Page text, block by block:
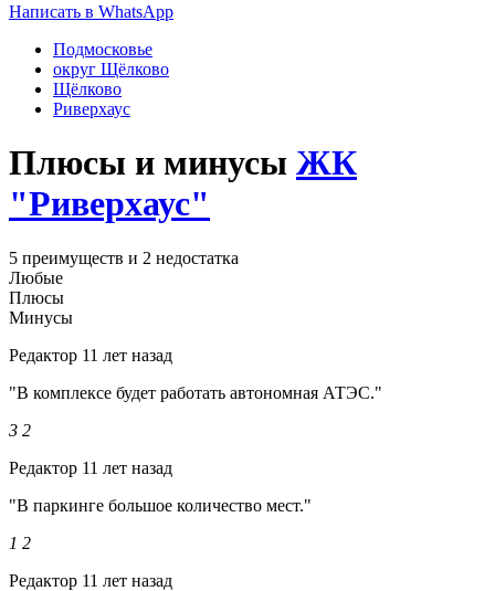
Написать в WhatsApp
Подмосковье
округ Щёлково
Щёлково
Риверхаус
Плюсы и минусы ЖК
"Риверхаус"
5 преимуществ и 2 недостатка
Любые
Плюсы
Минусы
Редактор 11 лет назад
"В комплексе будет работать автономная АТЭС."
3 2
Редактор 11 лет назад
"В паркинге большое количество мест."
1 2
Редактор 11 лет назад